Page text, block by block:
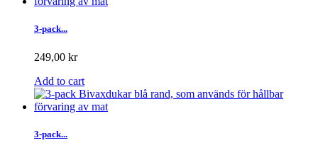
3-pack...
249,00 kr
Add to cart
3-pack...